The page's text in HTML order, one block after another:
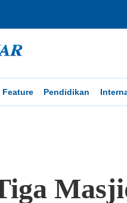
Feature Pendidikan